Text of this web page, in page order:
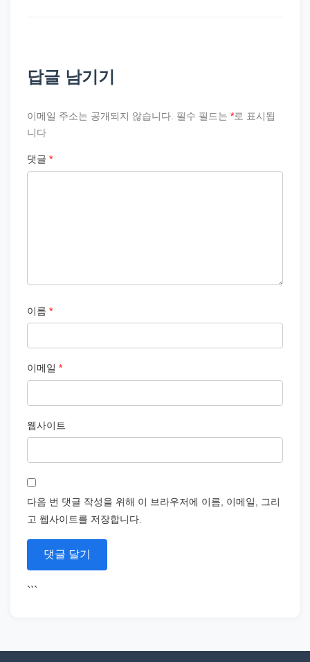
답글 남기기
이메일 주소는 공개되지 않습니다. 필수 필드는 *로 표시됩
니다
댓글 *
이름 *
이메일 *
웹사이트
다음 번 댓글 작성을 위해 이 브라우저에 이름, 이메일, 그리
고 웹사이트를 저장합니다.
```